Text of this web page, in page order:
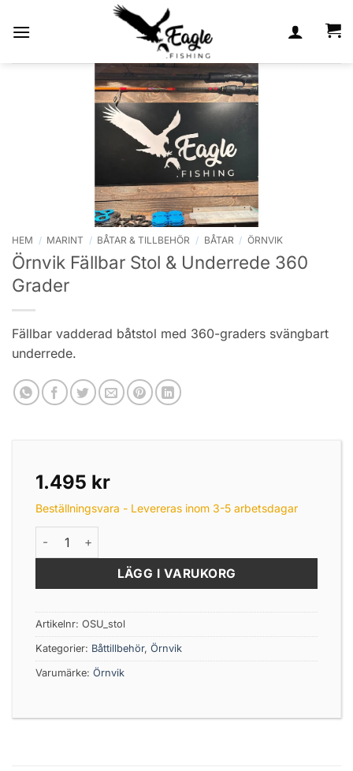
HEM / MARINT / BÅTAR & TILLBEHÖR / BÅTAR / ÖRNVIK
Örnvik Fällbar Stol & Underrede 360
Grader
Fällbar vadderad båtstol med 360-graders svängbart
underrede.
1.495 kr
Beställningsvara - Levereras inom 3-5 arbetsdagar
Örnvik Fällbar Stol & Underrede 360 Grader mängd
LÄGG I VARUKORG
Artikelnr: OSU_stol
Kategorier: Båttillbehör, Örnvik
Varumärke: Örnvik